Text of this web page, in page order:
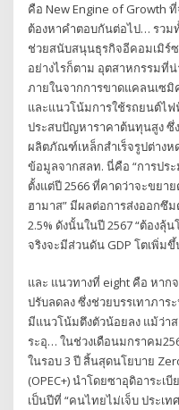
คือ New Engine of Growth
ต้องหาคำตอบกันต่อไป… รวม
ช่วยสนับสนุนธุรกิจอีคอมเมิร์
อย่างไรก็ตาม อุตสาหกรรมที่
ภายในจากการขาดแคลนเซมิ
และแนวโน้มการใช้รถยนต์ไ
ประสบปัญหาราคาต้นทุนสูง ซึ่
ผลิตภัณฑ์เหล็กสำเร็จรูปต่างห
ข้อมูลจากสลท. นี่คือ “การปร
ตั้งแต่ปี 2566 ที่คาดว่าจะขยา
ฮามาส” มีผลต่อการส่งออกซึ
2.5% ดังนั้นในปี 2567 “ต้องลุ้
จริงจะมีส่วนดัน GDP โตเพิ่ม
และ แนวทางที่ eight คือ หาก
ปรับลดลง ซึ่งช่วยบรรเทาภา
มีแนวโน้มตึงตัวน้อยลง แม้ว่า
ระอุ… ในช่วงเดือนมกราคม
ในรอบ 3 ปี สิ้นสุดนโยบาย
(OPEC+) นำโดยซาอุดิอาระ
เป็นปีที่ “คนไทยไม่เจ็บ ประเ